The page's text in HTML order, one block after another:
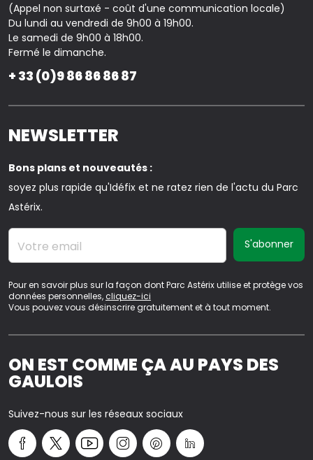
(Appel non surtaxé - coût d'une communication locale)
Du lundi au vendredi de 9h00 à 19h00.
Le samedi de 9h00 à 18h00.
Fermé le dimanche.
+ 33 (0)9 86 86 86 87
ON EST COMME ÇA AU PAYS DES
GAULOIS
Suivez-nous sur les réseaux sociaux
NEWSLETTER
Bons plans et nouveautés :
soyez plus rapide qu'Idéfix et ne ratez rien de l'actu du Parc
Astérix.
Votre email
Pour en savoir plus sur la façon dont Parc Astérix utilise et protège vos
données personnelles,cliquez-ici
Vous pouvez vous désinscrire gratuitement et à tout moment.